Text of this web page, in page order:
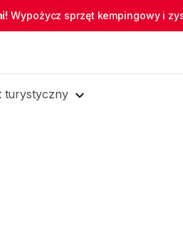
Wypożycz sprzęt kempingowy i
turystyczny